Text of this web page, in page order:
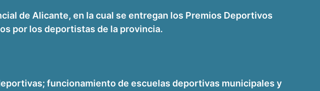
de Alicante, en la cual se entregan los Premios Deportivos
por los deportistas de la provincia.
funcionamiento de escuelas deportivas municipales y